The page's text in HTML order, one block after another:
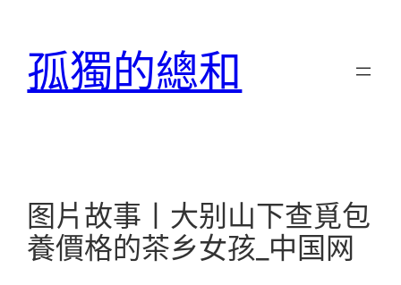
孤獨的總和
图片故事丨大别山下查覓包
養價格的茶乡女孩_中国网